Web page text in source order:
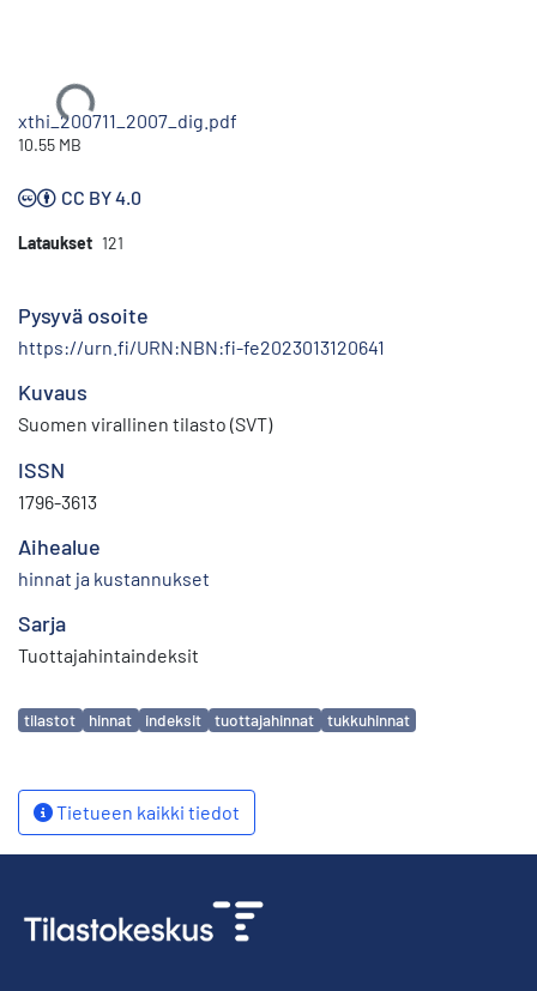
Ladataan...
xthi_200711_2007_dig.pdf
10.55 MB
CC BY 4.0
Lataukset 121
Pysyvä osoite
https://urn.fi/URN:NBN:fi-fe2023013120641
Kuvaus
Suomen virallinen tilasto (SVT)
ISSN
1796-3613
Aihealue
hinnat ja kustannukset
Sarja
Tuottajahintaindeksit
Avainsanat
tilastot hinnat indeksit tuottajahinnat tukkuhinnat
Tietueen kaikki tiedot